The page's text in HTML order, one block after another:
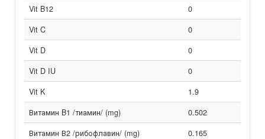
Vit B12
0
Vit C
0
Vit D
0
Vit D IU
0
Vit K
1.9
Витамин B1 /тиамин/ (mg)
0.502
Витамин В2 /рибофлавин/ (mg)
0.165